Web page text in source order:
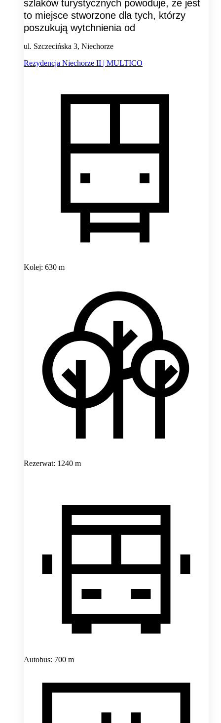
szlaków turystycznych powoduje, że jest
to miejsce stworzone dla tych, którzy
poszukują wytchnienia od
ul. Szczecińska 3, Niechorze
Rezydencja Niechorze II | MULTICO
Kolej: 630 m
Rezerwat: 1240 m
Autobus: 700 m